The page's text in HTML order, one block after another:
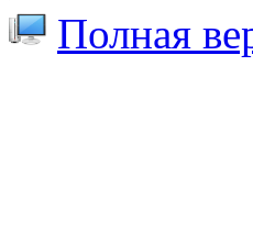
Полная